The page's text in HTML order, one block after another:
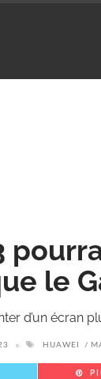
le
d’un écran
HUAWEI